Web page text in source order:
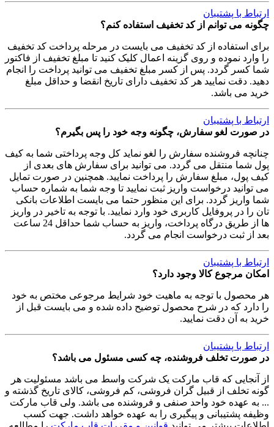
ارتباط با پشتیبان
چگونه می توانم از کد تخفیف استفاده کنم؟
برای استفاده از کد تخفیف می بایست در مرحله پرداخت کد تخفیف
را وارد نموده و روی گزینه اعمال کلیک کنید تا مبلغ تخفیف از فاکتور
شما کسر گردد. پس از کسر مبلغ تخفیف می توانید پرداخت را انجام
دهید. دقت نمایید هر کد تخفیف دارای تاریخ انقضا و حداقل مبلغ
خرید می باشد.
ارتباط با پشتیبان
در صورت لغو سفارش، چگونه وجه خود را پس بگیرم؟
چنانچه فروشنده سفارش را لغو نماید کل وجه پرداختی شما به کیف
پول شما منتقل می گردد. می توانید برای سفارش های بعدی از
کیف پول، مبلغ سفارش را پرداخت نمایید. همچنین در صورت تمایل
می توانید درخواست واریز ثبت نمایید تا وجه شما به شماره حساب
شما واریز گردد. برای این منظور حتما می بایست اطلاعات بانکی
تان را در پروفایل کاربری خود وارد نمایید. با توجه به تاخیر در واریز
ها از طریق درگاه پرداخت، واریز به حساب شما حداقل 24 ساعت
بعد از ثبت درخواست انجام می گردد.
ارتباط با پشتیبان
امکان مرجوع کالا وجود دارد؟
هر محصول با توجه به ماهیت خود شرایط مرجوعی مختص به خود
را دارد که در شرح محصول توضیح داده شده و می بایست قبل از
خرید به آن دقت نمایید.
ارتباط با پشتیبان
در صورت تخلف فروشنده، چه کسی مسئول می باشد؟
از آنجایی که قاب مارکت یک شرکت واسط می باشد مسئولیت هر
گونه تخلف از قبیل گران فروشی، کم فروشی، کالای تاریخ گذشته و
... به عهده خود واحد صنفی و فروشنده می باشد. ولی قاب مارکت
وظیفه پشتیبانی و پیگیری را به عهده خواهد داشت. جهت کسب